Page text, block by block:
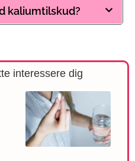
kaliumtilskud?
interessere dig